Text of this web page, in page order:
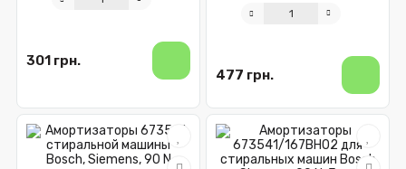
301 грн.
477 грн.